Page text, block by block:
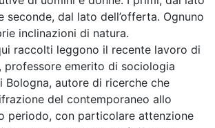
seconde, dal lato dell’offerta. Ognuno
inclinazioni di natura.
raccolti leggono il recente lavoro di
professore emerito di sociologia
Bologna, autore di ricerche che
del contemporaneo allo
periodo, con particolare attenzione